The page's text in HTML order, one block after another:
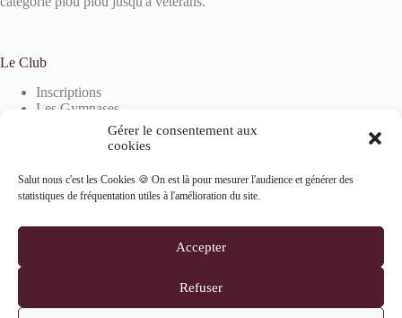
Gérer le consentement aux
cookies
Salut nous c'est les Cookies 🍪 On est là pour mesurer l'audience et générer des
statistiques de fréquentation utiles à l'amélioration du site.
Accepter
Refuser
Le Club
Inscriptions
Les Gymnases
Devenir partenaire
Informations
Mentions Légales
Politique de confidentialité
Suivez-nous